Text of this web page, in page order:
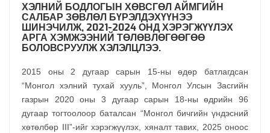
ХЭЛНИЙ БОДЛОГЫН ХӨВСГӨЛ АЙМГИЙН
САЛБАР ЗӨВЛӨЛ БҮРЭЛДЭХҮҮНЭЭ
ШИНЭЧИЛЖ, 2021-2024 ОНД ХЭРЭГЖҮҮЛЭХ
АРГА ХЭМЖЭЭНИЙ ТӨЛӨВЛӨГӨӨГӨӨ
БОЛОВСРУУЛЖ ХЭЛЭЛЦЛЭЭ.
2015 оны 2 дугаар сарын 15-ны өдөр батлагдсан
“Монгол хэлний тухай хууль”, Монгол Улсын Засгийн
газрын 2020 оны 3 дугаар сарын 18-ны өдрийн 96
дугаар тогтоолоор баталсан “Монгол бичгийн үндэсний
хөтөлбөр III”-ийг хэрэгжүүлэх, хяналт тавих, 2025 оноос